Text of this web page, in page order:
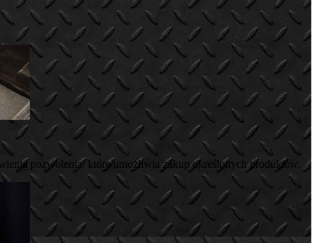
pozwolenia, które umożliwia zakup określonych produktów.